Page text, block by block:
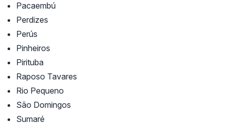
Pacaembú
Perdizes
Perús
Pinheiros
Pirituba
Raposo Tavares
Rio Pequeno
São Domingos
Sumaré